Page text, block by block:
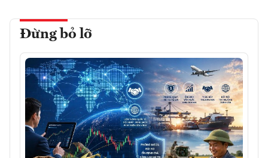
Đừng bỏ lỡ